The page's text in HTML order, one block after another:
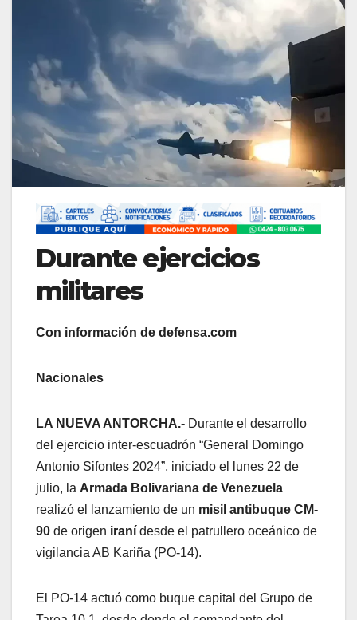
Durante ejercicios
militares
Con información de defensa.com
Nacionales
LA NUEVA ANTORCHA.- Durante el desarrollo
del ejercicio inter-escuadrón “General Domingo
Antonio Sifontes 2024”, iniciado el lunes 22 de
julio, la Armada Bolivariana de Venezuela
realizó el lanzamiento de un misil antibuque CM-
90 de origen iraní desde el patrullero oceánico de
vigilancia AB Kariña (PO-14).
El PO-14 actuó como buque capital del Grupo de